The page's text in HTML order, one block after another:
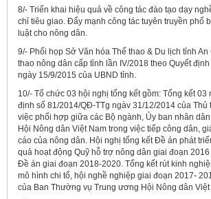
8/- Triển khai hiệu quả về công tác đào tạo dạy
chỉ tiêu giao. Đẩy mạnh công tác tuyên truyền phổ
luật cho nông dân.
9/- Phối họp Sở Văn hóa Thể thao & Du lịch tỉnh
thao nông dân cấp tỉnh lần IV/2018 theo Quyết
ngày 15/9/2015 của UBND tỉnh.
10/- Tổ chức 03 hội nghị tổng kết gồm: Tổng kết 03
định số 81/2014/QĐ-TTg ngàv 31/12/2014 của
việc phổi hợp giữa các Bộ ngành, Ủy ban nhân
Hội Nông dân Việt Nam trong việc tiếp công dân,
cáo của nông dân. Hội nghị tổng kết Đề án phát
quả hoạt động Quỹ hỗ trợ nông dân giai đoạn
Đề án giai đoạn 2018-2020. Tổng kết rút kinh
mô hình chi tổ, hội nghề nghiệp giai đoạn 2017-
của Ban Thường vụ Trung ương Hội Nông dân Việt